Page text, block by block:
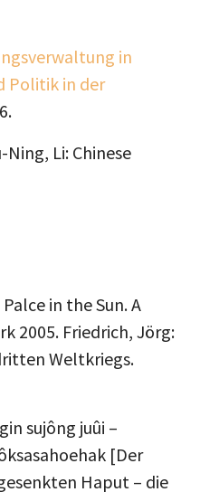
in
Politik in der
Ning, Li: Chinese
in the Sun. A
2005. Friedrich, Jörg:
Weltkriegs.
sujông juûi –
[Der
Haput – die